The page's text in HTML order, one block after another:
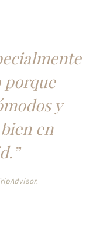
porque
y
en